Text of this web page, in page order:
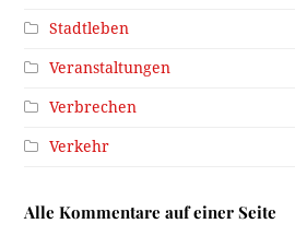
Stadtleben
Veranstaltungen
Verbrechen
Verkehr
Alle Kommentare auf einer Seite